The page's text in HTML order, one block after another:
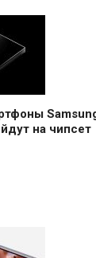
на чипсет